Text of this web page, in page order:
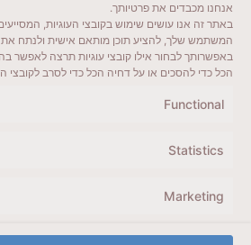
אנחנו מכבדים את פרטיותך.
באתר זה אנו עושים שימוש בקובצי העוגיות,
המשתמש שלך, להציע תוכן מותאם אישית ולנתח
באפשרותך לבחור אילו קובצי עוגיות תרצה לאפשר
הכל כדי להסכים או על דחיה הכל כדי לסרב לקובצי
Functional
Statistics
Marketing
ייעדים מומלצים
מדריכים ועזרים
לשליחת הודעת וואטסאפ
veyatsati.laolam@gmail.com